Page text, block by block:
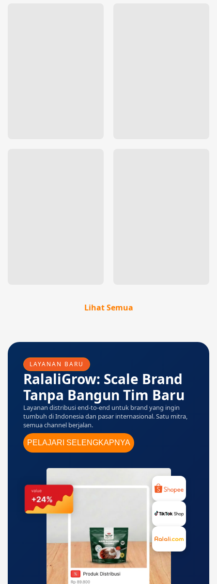
Lihat Semua
LAYANAN BARU
RalaliGrow: Scale Brand
Tanpa Bangun Tim Baru
Layanan distribusi end-to-end untuk brand yang ingin
tumbuh di Indonesia dan pasar internasional. Satu mitra,
semua channel berjalan.
PELAJARI SELENGKAPNYA